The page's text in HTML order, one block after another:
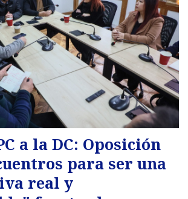
a la DC: Oposición
para ser una
real y